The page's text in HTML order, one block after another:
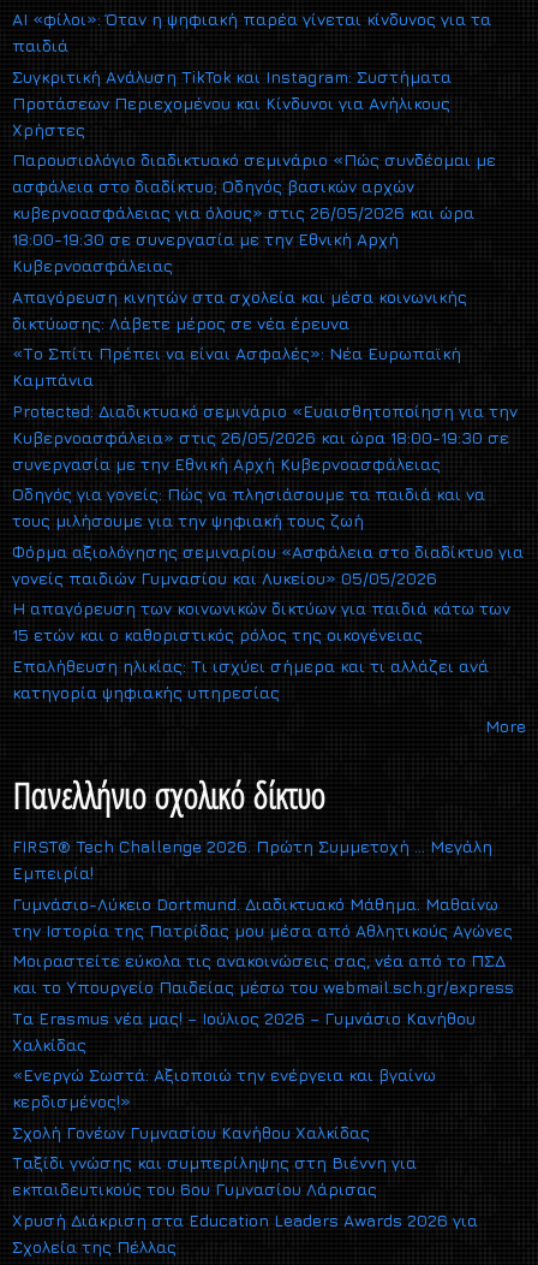
AI «φίλοι»: Όταν η ψηφιακή παρέα γίνεται κίνδυνος για τα
παιδιά
Συγκριτική Ανάλυση TikTok και Instagram: Συστήματα
Προτάσεων Περιεχομένου και Κίνδυνοι για Ανήλικους
Χρήστες
Παρουσιολόγιο διαδικτυακό σεμινάριο «Πώς συνδέομαι με
ασφάλεια στο διαδίκτυο; Οδηγός βασικών αρχών
κυβερνοασφάλειας για όλους» στις 26/05/2026 και ώρα
18:00-19:30 σε συνεργασία με την Εθνική Αρχή
Κυβερνοασφάλειας
Απαγόρευση κινητών στα σχολεία και μέσα κοινωνικής
δικτύωσης: Λάβετε μέρος σε νέα έρευνα
«Το Σπίτι Πρέπει να είναι Ασφαλές»: Νέα Ευρωπαϊκή
Καμπάνια
Protected: Διαδικτυακό σεμινάριο «Ευαισθητοποίηση για την
Κυβερνοασφάλεια» στις 26/05/2026 και ώρα 18:00-19:30 σε
συνεργασία με την Εθνική Αρχή Κυβερνοασφάλειας
Οδηγός για γονείς: Πώς να πλησιάσουμε τα παιδιά και να
τους μιλήσουμε για την ψηφιακή τους ζωή
Φόρμα αξιολόγησης σεμιναρίου «Ασφάλεια στο διαδίκτυο για
γονείς παιδιών Γυμνασίου και Λυκείου» 05/05/2026
Η απαγόρευση των κοινωνικών δικτύων για παιδιά κάτω των
15 ετών και ο καθοριστικός ρόλος της οικογένειας
Επαλήθευση ηλικίας: Τι ισχύει σήμερα και τι αλλάζει ανά
κατηγορία ψηφιακής υπηρεσίας
More
Πανελλήνιο σχολικό δίκτυο
FIRST® Tech Challenge 2026. Πρώτη Συμμετοχή … Μεγάλη
Εμπειρία!
Γυμνάσιο-Λύκειο Dortmund. Διαδικτυακό Μάθημα. Μαθαίνω
την Ιστορία της Πατρίδας μου μέσα από Αθλητικούς Αγώνες
Μοιραστείτε εύκολα τις ανακοινώσεις σας, νέα από το ΠΣΔ
και το Υπουργείο Παιδείας μέσω του webmail.sch.gr/express
Τα Erasmus νέα μας! – Ιούλιος 2026 – Γυμνάσιο Κανήθου
Χαλκίδας
«Ενεργώ Σωστά: Αξιοποιώ την ενέργεια και βγαίνω
κερδισμένος!»
Σχολή Γονέων Γυμνασίου Κανήθου Χαλκίδας
Ταξίδι γνώσης και συμπερίληψης στη Βιέννη για
εκπαιδευτικούς του 6ου Γυμνασίου Λάρισας
Χρυσή Διάκριση στα Education Leaders Awards 2026 για
Σχολεία της Πέλλας